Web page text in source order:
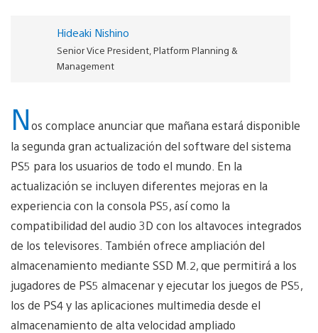
Hideaki Nishino
Senior Vice President, Platform Planning &
Management
Nos complace anunciar que mañana estará disponible
la segunda gran actualización del software del sistema
PS5 para los usuarios de todo el mundo. En la
actualización se incluyen diferentes mejoras en la
experiencia con la consola PS5, así como la
compatibilidad del audio 3D con los altavoces integrados
de los televisores. También ofrece ampliación del
almacenamiento mediante SSD M.2, que permitirá a los
jugadores de PS5 almacenar y ejecutar los juegos de PS5,
los de PS4 y las aplicaciones multimedia desde el
almacenamiento de alta velocidad ampliado